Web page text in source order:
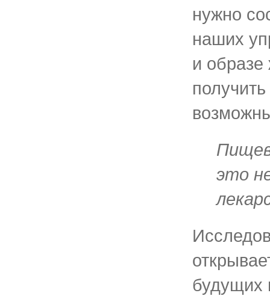
нужно
наших
и
это
будущих